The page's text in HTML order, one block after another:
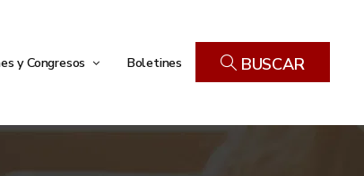
y Congresos Boletines BUSCAR